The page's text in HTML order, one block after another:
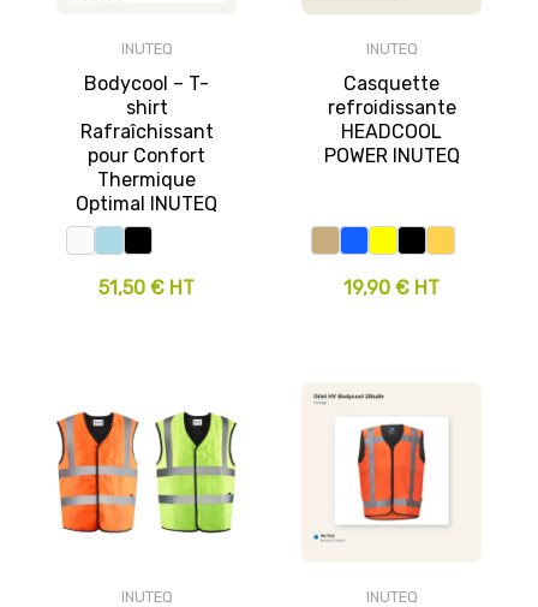
INUTEQ
Bodycool – T-
shirt
Rafraîchissant
pour Confort
Thermique
Optimal INUTEQ
51,50 € HT
INUTEQ
Casquette
refroidissante
HEADCOOL
POWER INUTEQ
19,90 € HT
INUTEQ INUTEQ